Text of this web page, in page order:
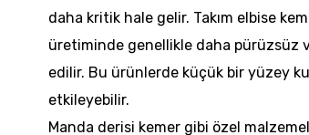
daha kritik hale gelir. Takım elbise
üretiminde genellikle daha pürüzsüz
edilir. Bu ürünlerde küçük bir yüzey
etkileyebilir.
Manda derisi kemer gibi özel